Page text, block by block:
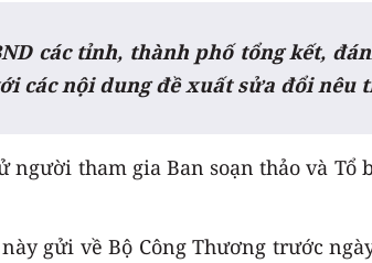
các tỉnh, thành phố tổng kết,
các nội dung đề xuất sửa đổi
người tham gia Ban soạn thảo và
gửi về Bộ Công Thương trước